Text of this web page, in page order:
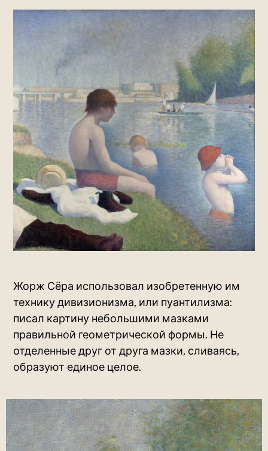
Жорж Сёра использовал изобретенную им
технику дивизионизма, или пуантилизма:
писал картину небольшими мазками
правильной геометрической формы. Не
отделенные друг от друга мазки, сливаясь,
образуют единое целое.